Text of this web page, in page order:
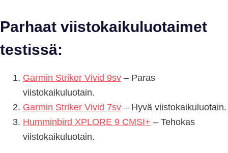
Parhaat viistokaikuluotaimet
testissä:
Garmin Striker Vivid 9sv – Paras
viistokaikuluotain.
Garmin Striker Vivid 7sv – Hyvä viistokaikuluotain.
Humminbird XPLORE 9 CMSI+ – Tehokas
viistokaikuluotain.